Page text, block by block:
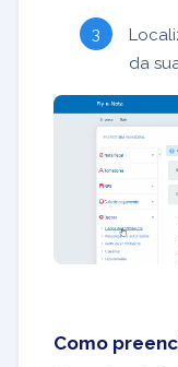
da
Como